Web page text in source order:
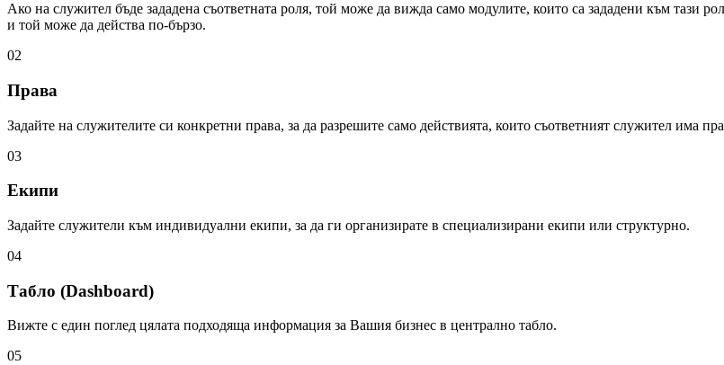
Ако на служител бъде зададена съответната роля, той може да вижда само модулите, които са зададени към тази
и той може да действа по-бързо.
02
Права
Задайте на служителите си конкретни права, за да разрешите само действията, които съответният служител има
03
Екипи
Задайте служители към индивидуални екипи, за да ги организирате в специализирани екипи или структурно.
04
Табло (Dashboard)
Вижте с един поглед цялата подходяща информация за Вашия бизнес в централно табло.
05